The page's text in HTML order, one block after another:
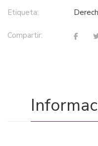
Etiqueta:
Compartir: